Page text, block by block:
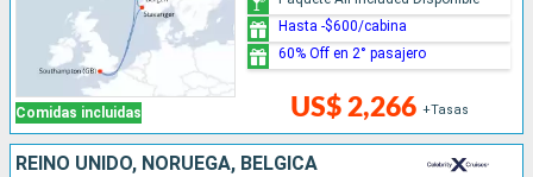
Comidas incluidas US$ 2,266 +Tasas
Hasta -$600/cabina
60% Off en 2° pasajero
REINO UNIDO, NORUEGA, BÉLGICA